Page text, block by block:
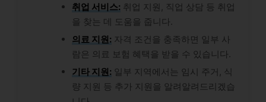
취업 서비스: 취업 지원, 직업 상담 등 취업
을 찾는 데 도움을 줍니다.
의료 지원: 자격 조건을 충족하면 일부 사
람은 의료 보험 혜택을 받을 수 있습니다.
기타 지원: 일부 지역에서는 임시 주거, 식
량 지원 등 추가 지원을 알려알려드리겠습